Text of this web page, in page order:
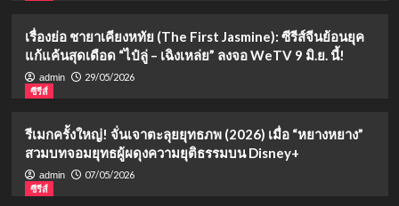
เรื่องย่อ ชายาเคียงหทัย (The First Jasmine): ซีรีส์จีนย้อนยุค
แก้แค้นสุดเดือด “ไป๋ลู่ – เฉิงเหล่ย” ลงจอ WeTV 9 มิ.ย. นี้!
admin
29/05/2026
ซีรีส์
รีเมกครั้งใหญ่! จั่นเจาตะลุยยุทธภพ (2026) เมื่อ “หยางหยาง”
สวมบทจอมยุทธผู้ผดุงความยุติธรรมบน Disney+
admin
07/05/2026
ซีรีส์